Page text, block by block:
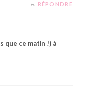
RÉPONDRE
que ce matin !) à